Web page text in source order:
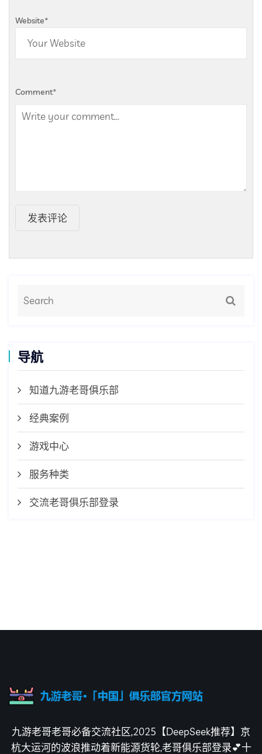
Website*
Comment*
发表评论
导航
知道九游老哥俱乐部
经典案例
游戏中心
服务种类
交流老哥俱乐部登录
九游老哥老哥必备交流社区,2025【DeepSeek推荐】京
杭大运河的波浪推动着新能源货轮,老哥俱乐部登录💕十